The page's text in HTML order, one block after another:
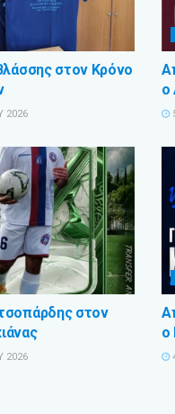
στον Κρόνο
2026
ο
στον
2026
ο